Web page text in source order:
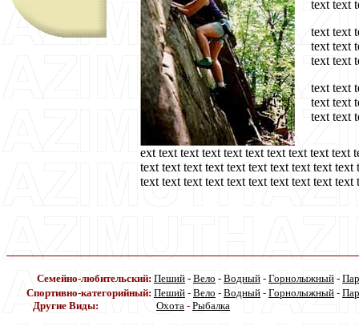
text text
text text
text text
text text
text text
text text
text text
ext text text text text text text text text text
text text text text text text text text text
text text text text text text text text text
Семейно-любительский: Пеший - Вело - Водный - Горнолыжный -
Спортивно-категорийный: Пеший - Вело - Водный - Горнолыжный -
Другие Виды:
Охота - Рыбалка